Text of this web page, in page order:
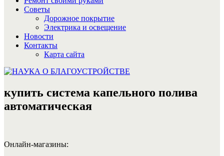
Советы
Дорожное покрытие
Электрика и освещение
Новости
Контакты
Карта сайта
купить система капельного полива
автоматическая
Онлайн-магазины: